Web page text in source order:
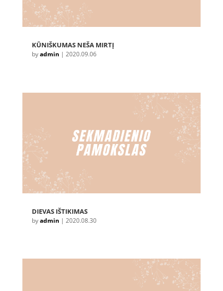
KŪNIŠKUMAS NEŠA MIRTĮ
byadmin | 2020.09.06
DIEVAS IŠTIKIMAS
byadmin | 2020.08.30